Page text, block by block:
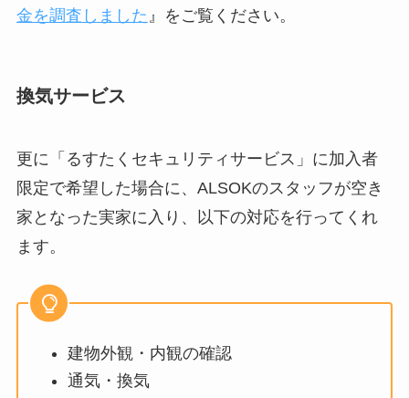
金を調査しました 』をご覧ください。
換気サービス
更に「るすたくセキュリティサービス」に加入者
限定で希望した場合に、ALSOKのスタッフが空き
家となった実家に入り、以下の対応を行ってくれ
ます。
建物外観・内観の確認
通気・換気